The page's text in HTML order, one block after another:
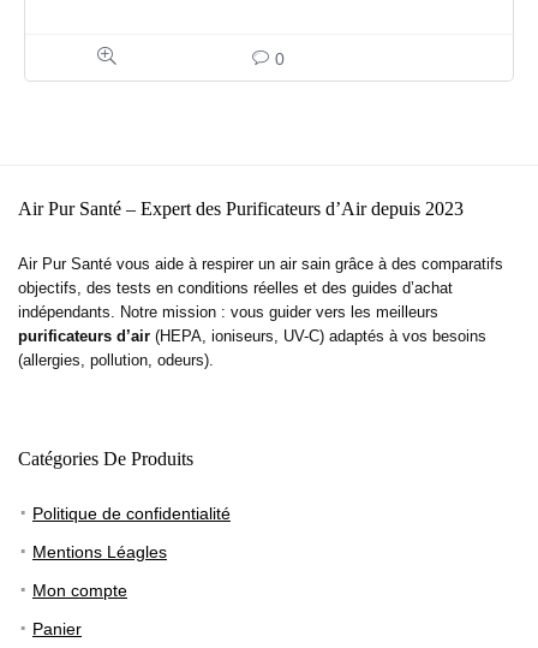
0
Air Pur Santé – Expert des Purificateurs d’Air depuis 2023
Air Pur Santé vous aide à respirer un air sain grâce à des comparatifs
objectifs, des tests en conditions réelles et des guides d’achat
indépendants. Notre mission : vous guider vers les meilleurs
purificateurs d’air (HEPA, ioniseurs, UV-C) adaptés à vos besoins
(allergies, pollution, odeurs).
Catégories De Produits
Politique de confidentialité
Mentions Léagles
Mon compte
Panier